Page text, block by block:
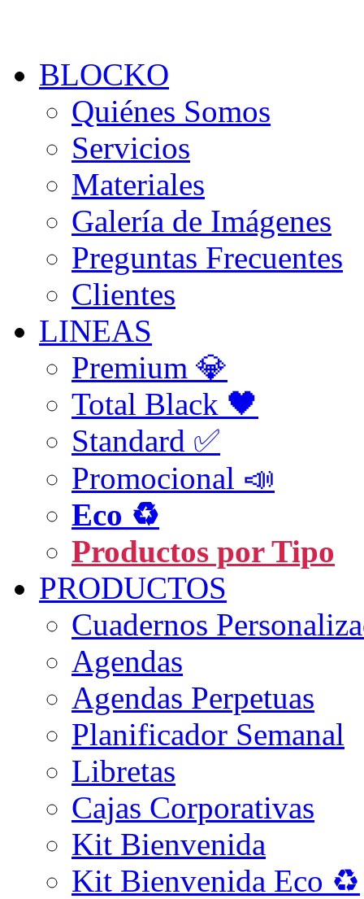
BLOCKO
Quiénes Somos
Servicios
Materiales
Galería de Imágenes
Preguntas Frecuentes
Clientes
LINEAS
Premium 💎
Total Black 🖤
Standard ✅
Promocional 📣
Eco ♻️
Productos por Tipo
PRODUCTOS
Cuadernos
Agendas
Agendas Perpetuas
Planificador Semanal
Libretas
Cajas Corporativas
Kit Bienvenida
Kit Bienvenida Eco ♻️